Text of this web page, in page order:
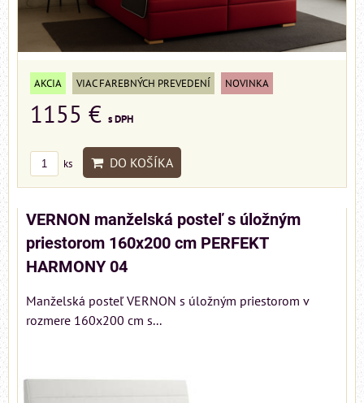
AKCIA VIAC FAREBNÝCH PREVEDENÍ NOVINKA
1155 € s DPH
ks DO KOŠÍKA
VERNON manželská posteľ s úložným
priestorom 160x200 cm PERFEKT
HARMONY 04
Manželská posteľ VERNON s úložným priestorom v
rozmere 160x200 cm s...